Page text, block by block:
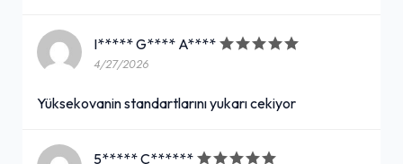
I***** G**** A****
4/27/2026
Yüksekovanin standartlarını yukarı cekiyor
5***** Ç******